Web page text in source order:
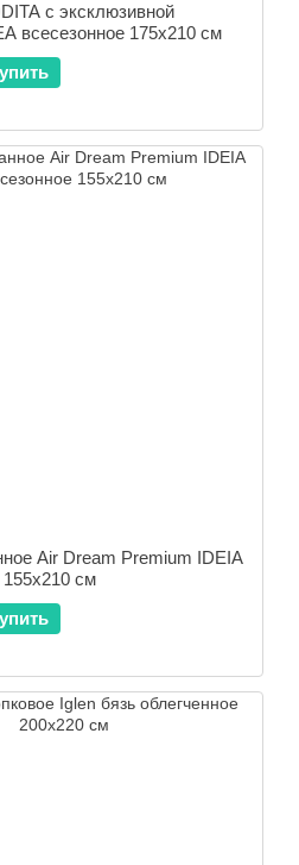
с эксклюзивной
всесезонное 175x210 см
Air Dream Premium IDEIA
см